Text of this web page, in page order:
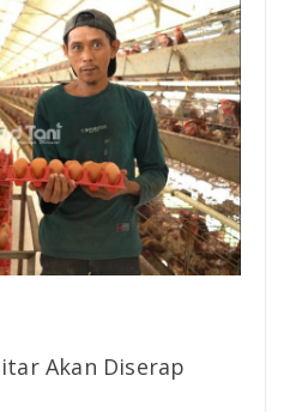
Akan Diserap